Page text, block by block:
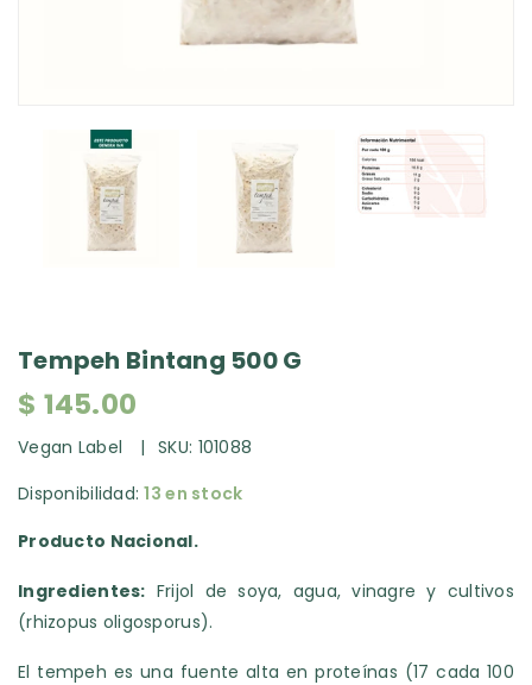
Tempeh Bintang 500 G
$ 145.00
Vegan Label SKU: 101088
Disponibilidad: 13 en stock
Producto Nacional.
Ingredientes: Frijol de soya, agua, vinagre y cultivos
(rhizopus oligosporus).
El tempeh es una fuente alta en proteínas (17 cada 100